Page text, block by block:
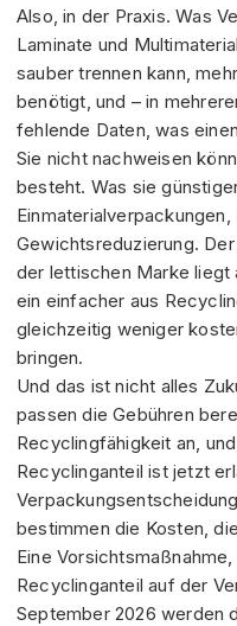
Also, in der Praxis. Was
Laminate und
sauber trennen kann,
benötigt, und – in
fehlende Daten, was
Sie nicht nachweisen
besteht. Was sie
Gewichtsreduzierung.
der lettischen Marke liegt
ein einfacher aus
gleichzeitig weniger
bringen.
Und das ist nicht alles
passen die Gebühren
Recyclingfähigkeit an,
Recyclinganteil ist jetzt
bestimmen die Kosten,
Eine
Recyclinganteil auf der
September 2026 werden